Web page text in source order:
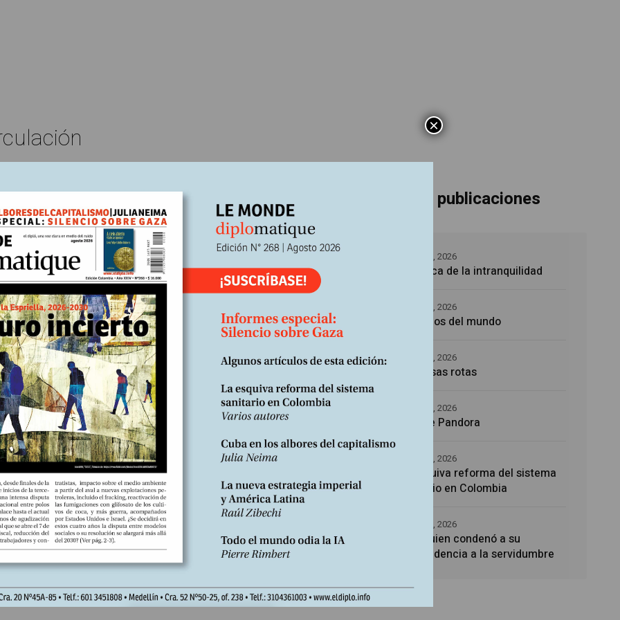
2025 Escrito por: Lise Triolet* Edición N° 261
de arena en el desierto saudí
un gran proyecto que se espera que sea la realización más
a nivel mundial de la primera mitad del siglo. Con sus ciudades
sus energías renovables y sus múltiples innovaciones, Neom encarna
modernizadoras del muy autoritario príncipe heredero de Arabia
Ben Salman (“MBS”). Por el momento,...
Últimas publicaciones
La época de la intranquilidad
5 agosto, 2026
Los amos del mundo
5 agosto, 2026
Promesas rotas
5 agosto, 2026
Caja de Pandora
4 agosto, 2026
La esquiva reforma del sistema
sanitario en Colombia
4 agosto, 2026
Noé, quien condenó a su
descendencia a la servidumbre
4 agosto, 2026
×